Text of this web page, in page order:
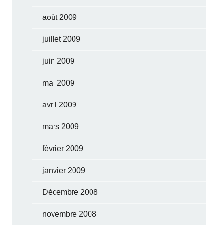
août 2009
juillet 2009
juin 2009
mai 2009
avril 2009
mars 2009
février 2009
janvier 2009
Décembre 2008
novembre 2008